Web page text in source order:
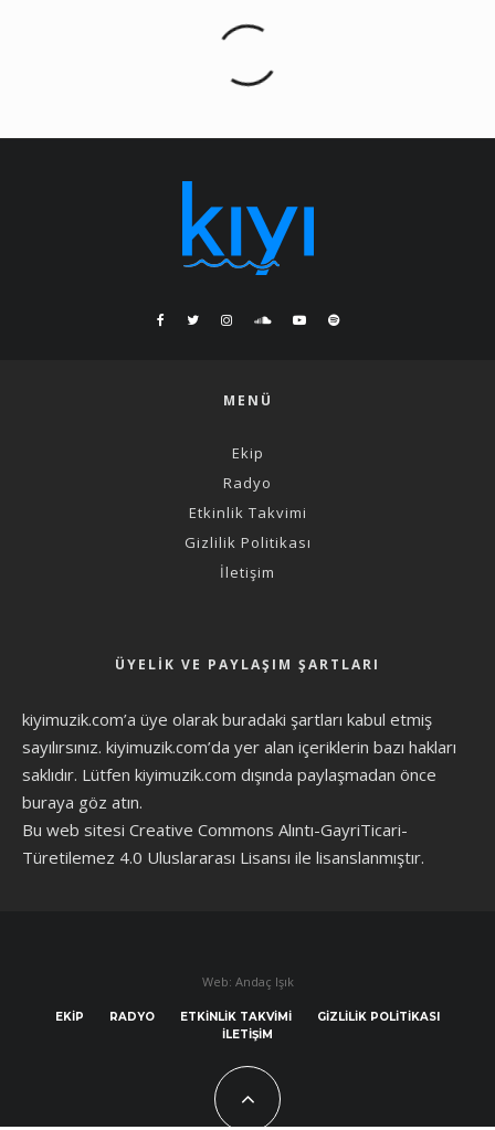
MENÜ
Ekip
Radyo
Etkinlik Takvimi
Gizlilik Politikası
İletişim
ÜYELIK VE PAYLAŞIM ŞARTLARI
kiyimuzik.com’a üye olarak buradaki şartları kabul etmiş
sayılırsınız. kiyimuzik.com’da yer alan içeriklerin bazı hakları
saklıdır. Lütfen kiyimuzik.com dışında paylaşmadan önce
buraya göz atın.
Bu web sitesi Creative Commons Alıntı-GayriTicari-
Türetilemez 4.0 Uluslararası Lisansı ile lisanslanmıştır.
Web: Andaç Işık
EKIP RADYO ETKINLIK TAKVIMI
GIZLILIK POLITIKASI
İLETIŞIM